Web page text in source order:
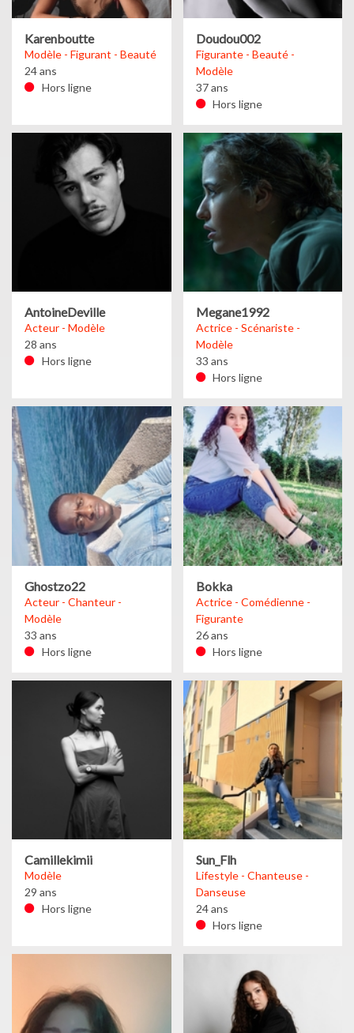
Karenboutte
Modèle - Figurant - Beauté
24 ans
Hors ligne
Doudou002
Figurante - Beauté -
Modèle
37 ans
Hors ligne
AntoineDeville
Acteur - Modèle
28 ans
Hors ligne
Megane1992
Actrice - Scénariste -
Modèle
33 ans
Hors ligne
Ghostzo22
Acteur - Chanteur -
Modèle
33 ans
Hors ligne
Bokka
Actrice - Comédienne -
Figurante
26 ans
Hors ligne
Camillekimii
Modèle
29 ans
Hors ligne
Sun_Flh
Lifestyle - Chanteuse -
Danseuse
24 ans
Hors ligne